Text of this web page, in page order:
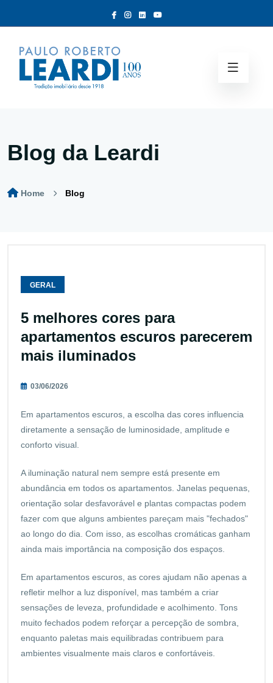
Blog da Leardi
Home Blog
GERAL
5 melhores cores para
apartamentos escuros parecerem
mais iluminados
03/06/2026
Em apartamentos escuros, a escolha das cores influencia
diretamente a sensação de luminosidade, amplitude e
conforto visual.
A iluminação natural nem sempre está presente em
abundância em todos os apartamentos. Janelas pequenas,
orientação solar desfavorável e plantas compactas podem
fazer com que alguns ambientes pareçam mais "fechados"
ao longo do dia. Com isso, as escolhas cromáticas ganham
ainda mais importância na composição dos espaços.
Em apartamentos escuros, as cores ajudam não apenas a
refletir melhor a luz disponível, mas também a criar
sensações de leveza, profundidade e acolhimento. Tons
muito fechados podem reforçar a percepção de sombra,
enquanto paletas mais equilibradas contribuem para
ambientes visualmente mais claros e confortáveis.